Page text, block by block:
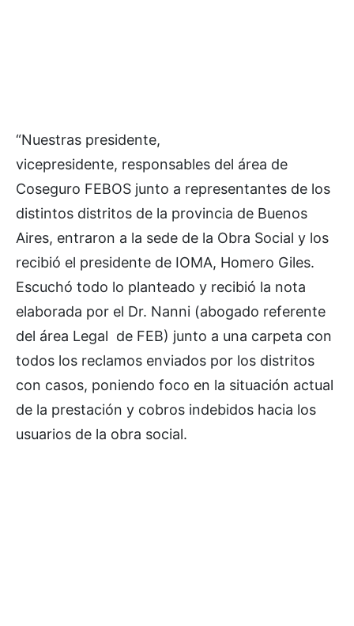
“Nuestras presidente,
vicepresidente, responsables del área de
Coseguro FEBOS junto a representantes de los
distintos distritos de la provincia de Buenos
Aires, entraron a la sede de la Obra Social y los
recibió el presidente de IOMA, Homero Giles.
Escuchó todo lo planteado y recibió la nota
elaborada por el Dr. Nanni (abogado referente
del área Legal de FEB) junto a una carpeta con
todos los reclamos enviados por los distritos
con casos, poniendo foco en la situación actual
de la prestación y cobros indebidos hacia los
usuarios de la obra social.